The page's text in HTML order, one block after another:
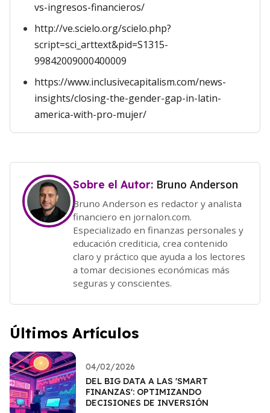
vs-ingresos-financieros/
http://ve.scielo.org/scielo.php?
script=sci_arttext&pid=S1315-
99842009000400009
https://www.inclusivecapitalism.com/news-
insights/closing-the-gender-gap-in-latin-
america-with-pro-mujer/
Sobre el Autor: Bruno Anderson
Bruno Anderson es redactor y analista
financiero en jornalon.com.
Especializado en finanzas personales y
educación crediticia, crea contenido
claro y práctico que ayuda a los lectores
a tomar decisiones económicas más
seguras y conscientes.
Últimos Artículos
04/02/2026
DEL BIG DATA A LAS 'SMART
FINANZAS': OPTIMIZANDO
DECISIONES DE INVERSIÓN